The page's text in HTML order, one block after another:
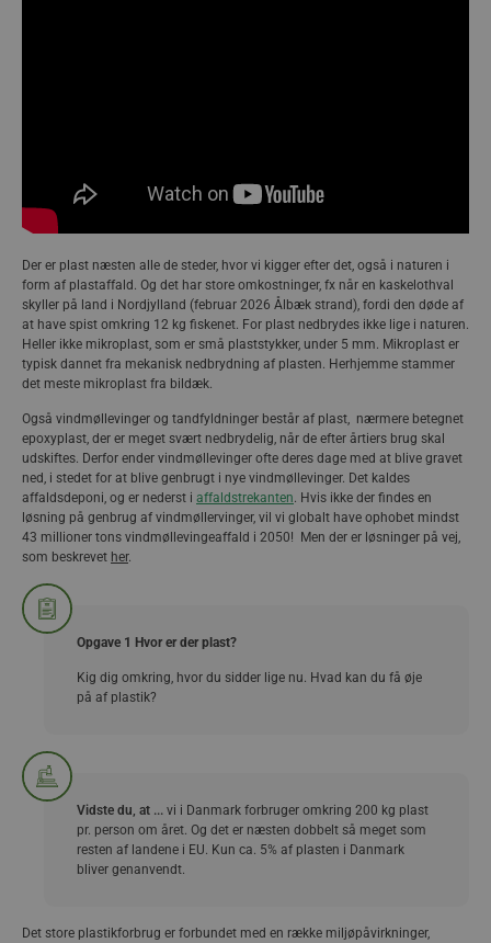
Der er plast næsten alle de steder, hvor vi kigger efter det, også i naturen i
form af plastaffald. Og det har store omkostninger, fx når en kaskelothval
skyller på land i Nordjylland (februar 2026 Ålbæk strand), fordi den døde af
at have spist omkring 12 kg fiskenet. For plast nedbrydes ikke lige i naturen.
Heller ikke mikroplast, som er små plaststykker, under 5 mm. Mikroplast er
typisk dannet fra mekanisk nedbrydning af plasten. Herhjemme stammer
det meste mikroplast fra bildæk.
Også vindmøllevinger og tandfyldninger består af plast, nærmere betegnet
epoxyplast, der er meget svært nedbrydelig, når de efter årtiers brug skal
udskiftes. Derfor ender vindmøllevinger ofte deres dage med at blive gravet
ned, i stedet for at blive genbrugt i nye vindmøllevinger. Det kaldes
affaldsdeponi, og er nederst i affaldstrekanten. Hvis ikke der findes en
løsning på genbrug af vindmøllervinger, vil vi globalt have ophobet mindst
43 millioner tons vindmøllevingeaffald i 2050! Men der er løsninger på vej,
som beskrevet her.
Opgave 1 Hvor er der plast?
Kig dig omkring, hvor du sidder lige nu. Hvad kan du få øje
på af plastik?
vi i Danmark forbruger omkring 200 kg plast
pr. person om året. Og det er næsten dobbelt så meget som
resten af landene i EU. Kun ca. 5% af plasten i Danmark
bliver genanvendt.
Det store plastikforbrug er forbundet med en række miljøpåvirkninger,